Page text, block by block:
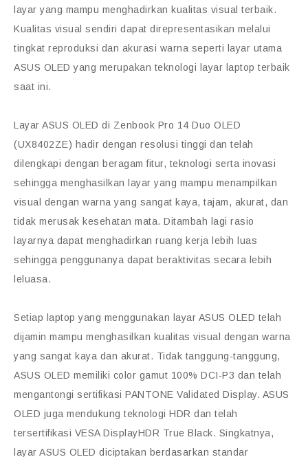
layar yang mampu menghadirkan kualitas visual terbaik.
Kualitas visual sendiri dapat direpresentasikan melalui
tingkat reproduksi dan akurasi warna seperti layar utama
ASUS OLED yang merupakan teknologi layar laptop terbaik
saat ini.
Layar ASUS OLED di Zenbook Pro 14 Duo OLED
(UX8402ZE) hadir dengan resolusi tinggi dan telah
dilengkapi dengan beragam fitur, teknologi serta inovasi
sehingga menghasilkan layar yang mampu menampilkan
visual dengan warna yang sangat kaya, tajam, akurat, dan
tidak merusak kesehatan mata. Ditambah lagi rasio
layarnya dapat menghadirkan ruang kerja lebih luas
sehingga penggunanya dapat beraktivitas secara lebih
leluasa.
Setiap laptop yang menggunakan layar ASUS OLED telah
dijamin mampu menghasilkan kualitas visual dengan warna
yang sangat kaya dan akurat. Tidak tanggung-tanggung,
ASUS OLED memiliki color gamut 100% DCI-P3 dan telah
mengantongi sertifikasi PANTONE Validated Display. ASUS
OLED juga mendukung teknologi HDR dan telah
tersertifikasi VESA DisplayHDR True Black. Singkatnya,
layar ASUS OLED diciptakan berdasarkan standar